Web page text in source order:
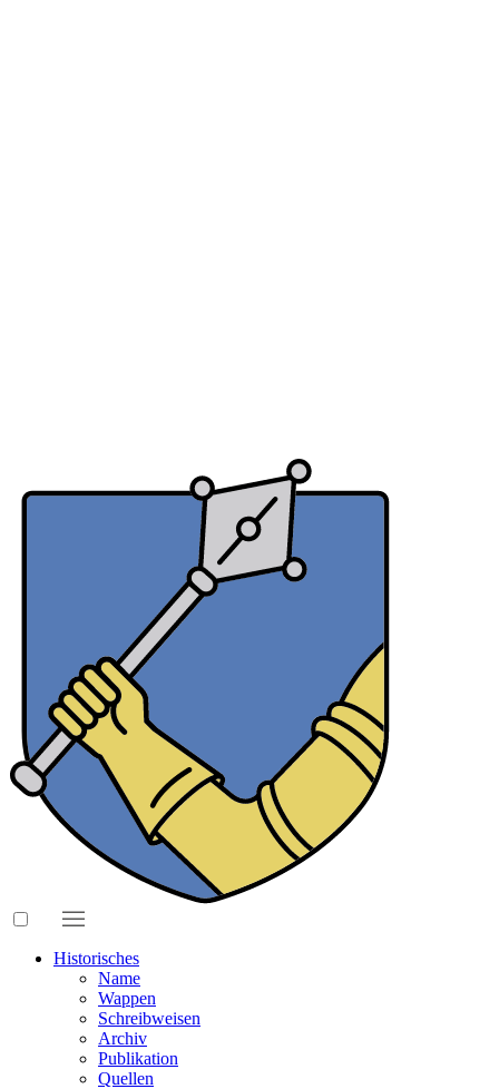
Historisches
Name
Wappen
Schreibweisen
Archiv
Publikation
Quellen